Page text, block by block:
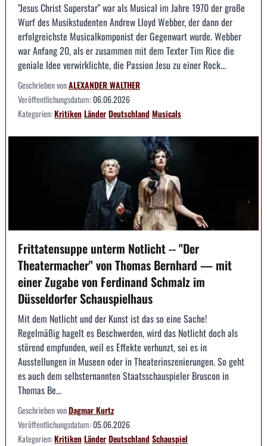
"Jesus Christ Superstar" war als Musical im Jahre 1970 der große
Wurf des Musikstudenten Andrew Lloyd Webber, der dann der
erfolgreichste Musicalkomponist der Gegenwart wurde. Webber
war Anfang 20, als er zusammen mit dem Texter Tim Rice die
geniale Idee verwirklichte, die Passion Jesu zu einer Rock...
Geschrieben vonALEXANDER WALTHER
Veröffentlichungsdatum:06.06.2026
Kategorien:KritikenLänderDeutschlandMusicals
Frittatensuppe unterm Notlicht -- "Der
Theatermacher" von Thomas Bernhard — mit
einer Zugabe von Ferdinand Schmalz im
Düsseldorfer Schauspielhaus
Mit dem Notlicht und der Kunst ist das so eine Sache!
Regelmäßig hagelt es Beschwerden, wird das Notlicht doch als
störend empfunden, weil es Effekte verhunzt, sei es in
Ausstellungen in Museen oder in Theaterinszenierungen. So geht
es auch dem selbsternannten Staatsschauspieler Bruscon in
Thomas Be...
Geschrieben vonDagmar Kurtz
Veröffentlichungsdatum:05.06.2026
Kategorien:KritikenLänderDeutschlandSchauspiel